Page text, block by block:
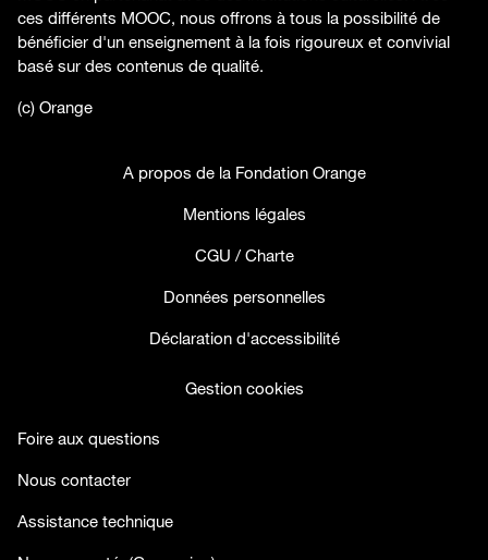
ces différents MOOC, nous offrons à tous la possibilité de
bénéficier d'un enseignement à la fois rigoureux et convivial
basé sur des contenus de qualité.
(c) Orange
A propos de la Fondation Orange
Mentions légales
CGU / Charte
Données personnelles
Déclaration d'accessibilité
Gestion cookies
Foire aux questions
Nous contacter
Assistance technique